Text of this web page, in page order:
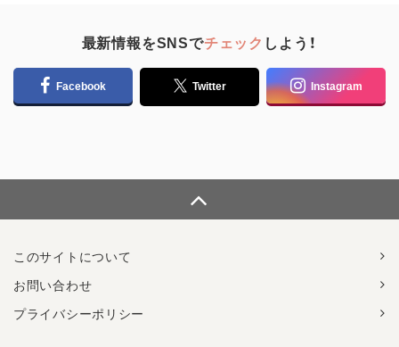
最新情報をSNSでチェック しよう！
Facebook Twitter Instagram
このサイトについて
お問い合わせ
プライバシーポリシー